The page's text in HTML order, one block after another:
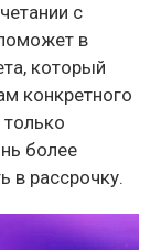
с
в
который
конкретного
более
в рассрочку.